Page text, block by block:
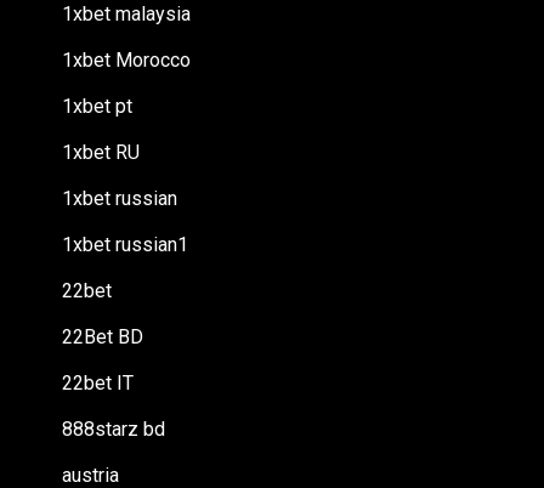
1xbet malaysia
1xbet Morocco
1xbet pt
1xbet RU
1xbet russian
1xbet russian1
22bet
22Bet BD
22bet IT
888starz bd
austria